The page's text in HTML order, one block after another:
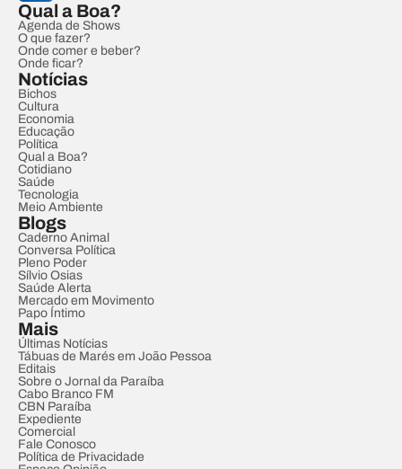
Qual a Boa?
Agenda de Shows
O que fazer?
Onde comer e beber?
Onde ficar?
Notícias
Bichos
Cultura
Economia
Educação
Política
Qual a Boa?
Cotidiano
Saúde
Tecnologia
Meio Ambiente
Blogs
Caderno Animal
Conversa Política
Pleno Poder
Sílvio Osias
Saúde Alerta
Mercado em Movimento
Papo Íntimo
Mais
Últimas Notícias
Tábuas de Marés em João Pessoa
Editais
Sobre o Jornal da Paraíba
Cabo Branco FM
CBN Paraíba
Expediente
Comercial
Fale Conosco
Política de Privacidade